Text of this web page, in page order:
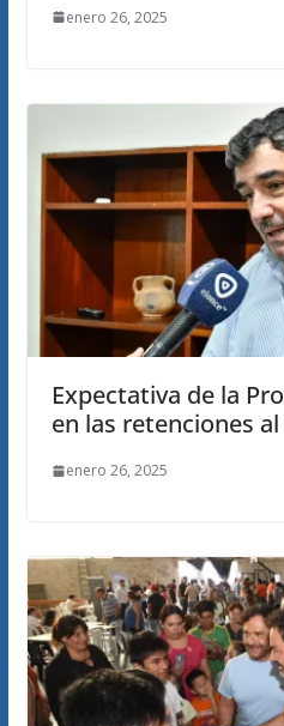
enero 26, 2025
Expectativa de la
en las retenciones
enero 26, 2025